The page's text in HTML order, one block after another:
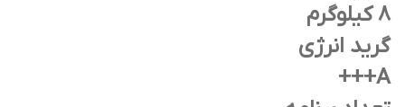
۸ کیلوگرم
گرید انرژی
A+++